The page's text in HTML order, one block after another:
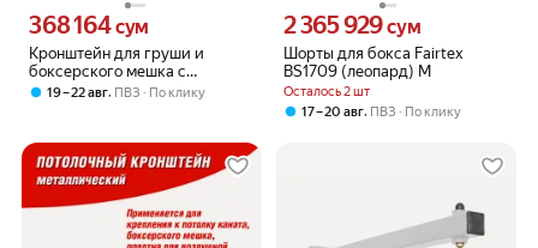
Кронштейн для груши и
боксерского мешка с
креплением на потолок
Цена 368164 сум вместо
368 164сум
19 – 22 авг, ПВЗ По клику
Шорты для бокса Fairtex
BS1709 (леопард) M
Осталось 2 шт
Цена 2365929 сум вместо
2 365 929сум
17 – 20 авг, ПВЗ По клику